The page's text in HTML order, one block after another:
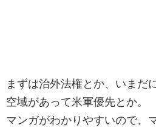
まずは治外法権とか、いまだ
空域があって米軍優先とか。
マンガがわかりやすいので、